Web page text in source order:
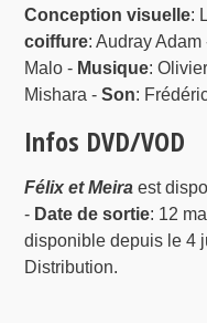
Conception visuelle:
coiffure: Audray Adam
Malo - Musique:
Mishara -Son:
Infos DVD/VOD
Félix et Meira est
- Date de sortie: 12
disponible depuis le 4
Distribution.